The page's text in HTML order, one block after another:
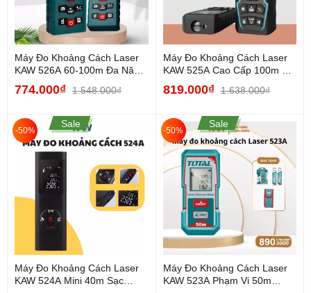
Máy Đo Khoảng Cách Laser
KAW 526A 60-100m Đa Năng,
Độ Chính Xác Cao, Màn...
774.000₫ 1.548.000₫
Máy Đo Khoảng Cách Laser
KAW 525A Cao Cấp 100m Đa
Chức Năng, Màn Hình...
819.000₫ 1.638.000₫
-50%
Sale
Máy Đo Khoảng Cách Laser
KAW 524A Mini 40m Sạc
-50%
Sale
Máy Đo Khoảng Cách Laser
KAW 523A Phạm Vi 50m